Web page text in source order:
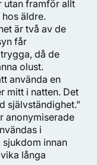
utan framför allt
äldre.
är två av de
får
då de
olust.
använda en
mitt i natten. Det
självständighet.”
anonymiserade
i
innan
långa